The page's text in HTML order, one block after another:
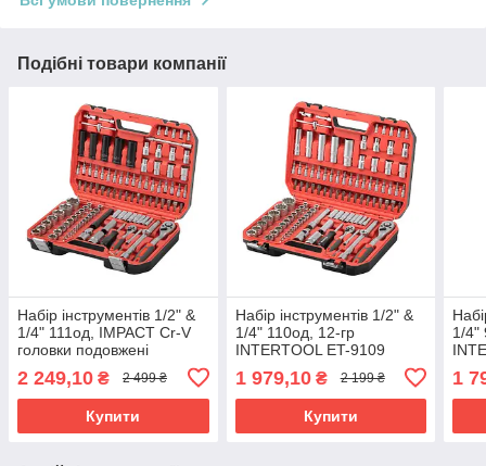
Подібні товари компанії
Набір інструментів 1/2" &
1/4" 111од, IMPACT Cr-V
головки подовжені
подовжувач 125мм
INTERTOOL ET-9111
2 249,10 ₴ 2 499 ₴
Купити
Набір інструментів 1/2" &
1/4" 110од, 12-гр
INTERTOOL ET-9109
1 979,10₴ 2 199 ₴
Купити
1/4"
1